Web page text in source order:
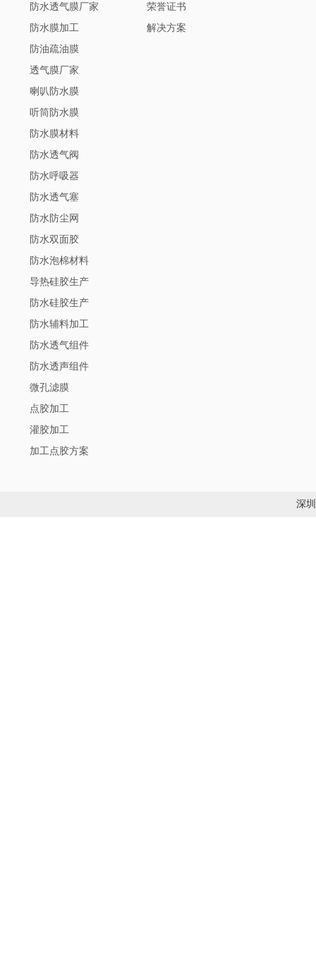
防水透气膜厂家
防水膜加工
防油疏油膜
透气膜厂家
喇叭防水膜
听筒防水膜
防水膜材料
防水透气阀
防水呼吸器
防水透气塞
防水防尘网
防水双面胶
防水泡棉材料
导热硅胶生产
防水硅胶生产
防水辅料加工
防水透气组件
防水透声组件
微孔滤膜
点胶加工
灌胶加工
加工点胶方案
荣誉证书
解决方案
深